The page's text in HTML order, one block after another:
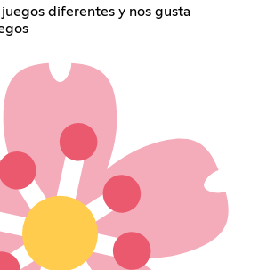
juegos diferentes y nos gusta